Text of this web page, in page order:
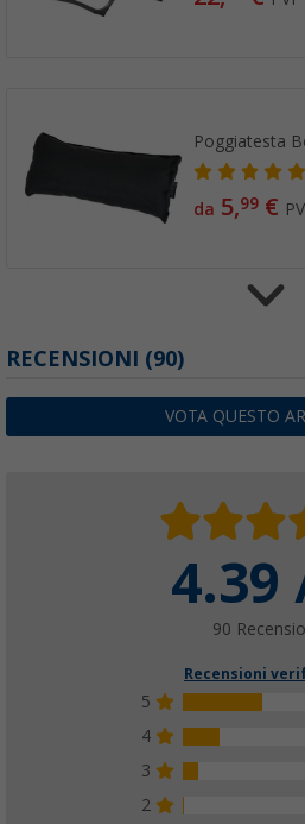
Poggiatesta
da 5,99 €
2, 99€
Rialzo per
17,99€PVP
Borsa
RECENSIONI (90)
VOTA QUESTO
4.39
90
Recensioni
5
4
3
2